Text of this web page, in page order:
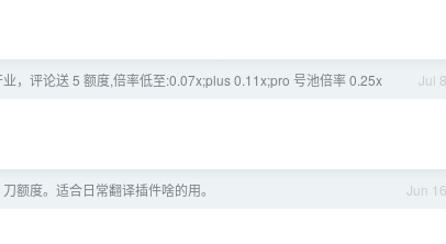
Jul 8
，评论送 5 额度,倍率低至:0.07x;plus 0.11x;pro 号池倍率 0.25x
Jun 16
额度。适合日常翻译插件啥的用。